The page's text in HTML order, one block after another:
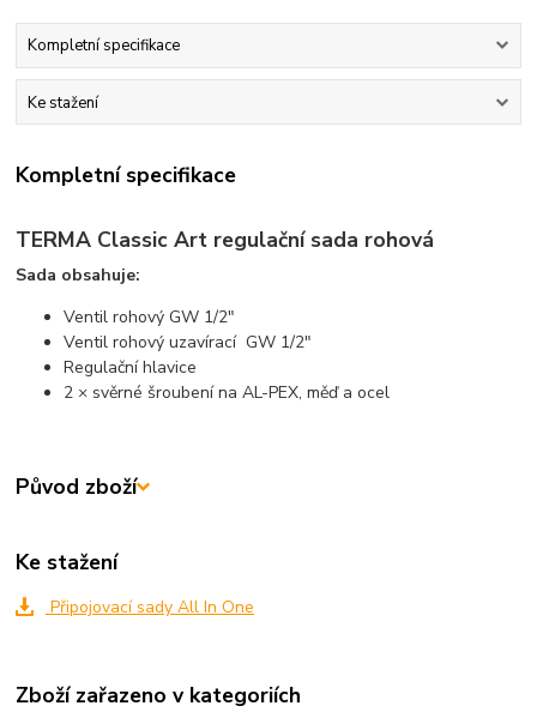
Kompletní specifikace
Ke stažení
Kompletní specifikace
TERMA Classic Art regulační sada rohová
Sada obsahuje:
Ventil rohový GW 1/2"
Ventil rohový uzavírací GW 1/2"
Regulační hlavice
2 × svěrné šroubení na AL-PEX, měď a ocel
Původ zboží
Ke stažení
Připojovací sady All In One
Zboží zařazeno v kategoriích